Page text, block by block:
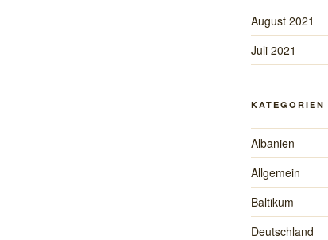
August 2021
Juli 2021
KATEGORIEN
Albanien
Allgemein
Baltikum
Deutschland